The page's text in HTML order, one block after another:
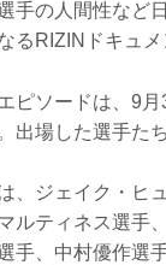
手の人間性など
るRIZINドキュメ
ピソードは、9
出場した選手た
、ジェイク・ヒ
ルティネス選手
手、中村優作選